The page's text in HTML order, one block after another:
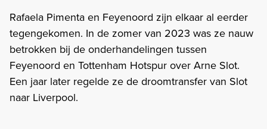
Rafaela Pimenta en Feyenoord zijn elkaar al eerder
tegengekomen. In de zomer van 2023 was ze nauw
betrokken bij de onderhandelingen tussen
Feyenoord en Tottenham Hotspur over Arne Slot.
Een jaar later regelde ze de droomtransfer van Slot
naar Liverpool.